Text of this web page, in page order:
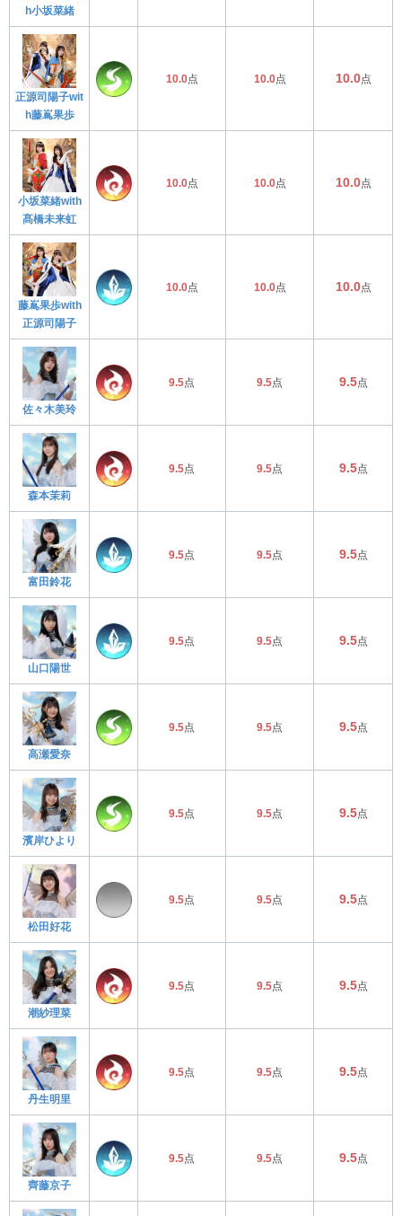
h小坂菜緒
正源司陽子wit
h藤嶌果歩
10.0点 10.0点 10.0点
小坂菜緒with
髙橋未来虹
10.0点 10.0点 10.0点
藤嶌果歩with
正源司陽子
10.0点 10.0点 10.0点
佐々木美玲
9.5点 9.5点 9.5点
森本茉莉
9.5点 9.5点 9.5点
富田鈴花
9.5点 9.5点 9.5点
山口陽世
9.5点 9.5点 9.5点
高瀬愛奈
9.5点 9.5点 9.5点
濱岸ひより
9.5点 9.5点 9.5点
松田好花
9.5点 9.5点 9.5点
潮紗理菜
9.5点 9.5点 9.5点
丹生明里
9.5点 9.5点 9.5点
齊藤京子
9.5点 9.5点 9.5点